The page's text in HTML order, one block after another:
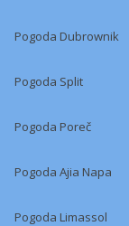
Pogoda Dubrownik
Pogoda Split
Pogoda Poreč
Pogoda Ajia Napa
Pogoda Limassol